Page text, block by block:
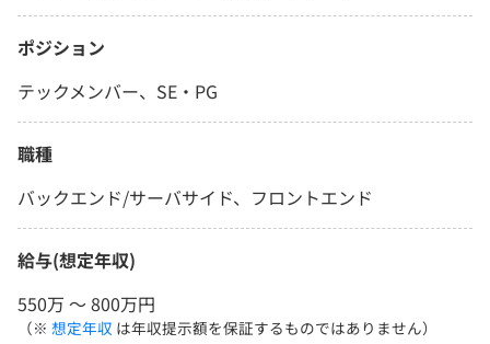
ポジション
テックメンバー、SE・PG
職種
バックエンド/サーバサイド、フロントエンド
給与(想定年収)
550万 〜 800万円
（※ 想定年収 は年収提示額を保証するものではありません）